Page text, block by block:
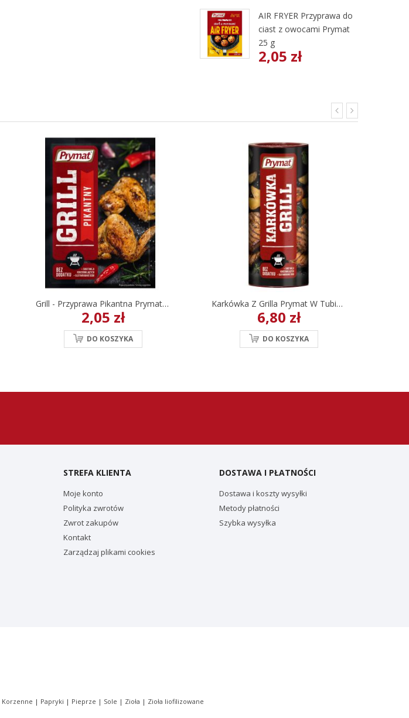
AIR FRYER Przyprawa do
ciast z owocami Prymat
25 g
2,05 zł
Grill - Przyprawa Pikantna Prymat 20 G
2,05 zł
DO KOSZYKA
Karkówka Z Grilla Prymat W Tubie 80 G
6,80 zł
DO KOSZYKA
STREFA KLIENTA
Moje konto
Polityka zwrotów
Zwrot zakupów
Kontakt
Zarządzaj plikami cookies
DOSTAWA I PŁATNOŚCI
Dostawa i koszty wysyłki
Metody płatności
Szybka wysyłka
Korzenne | Papryki | Pieprze | Sole | Zioła | Zioła liofilizowane